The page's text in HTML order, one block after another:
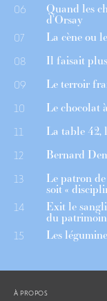
06 Quand les
d’Orsay
07 La cène ou
08 Il faisait
09 Le terroir
10 Le chocolat
11 La table 42,
12 Bernard
13 Le patron
soit «
14 Exit le
du
15 Les
À PROPOS